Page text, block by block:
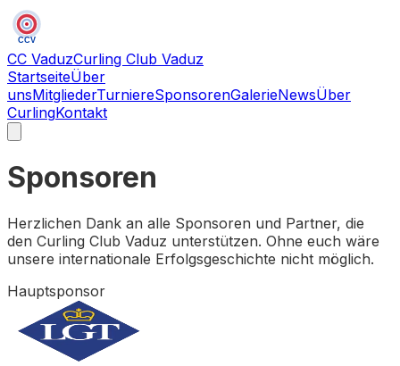
CCV
CC VaduzCurling Club Vaduz
StartseiteÜber
unsMitgliederTurniereSponsorenGalerieNewsÜber
CurlingKontakt
Sponsoren
Herzlichen Dank an alle Sponsoren und Partner, die
den Curling Club Vaduz unterstützen. Ohne euch wäre
unsere internationale Erfolgsgeschichte nicht möglich.
Hauptsponsor